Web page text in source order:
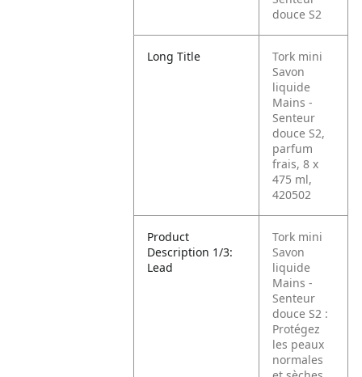
douce S2
Long Title
Tork mini
Savon
liquide
Mains -
Senteur
douce S2,
parfum
frais, 8 x
475 ml,
420502
Product
Description 1/3:
Lead
Tork mini
Savon
liquide
Mains -
Senteur
douce S2 :
Protégez
les peaux
normales